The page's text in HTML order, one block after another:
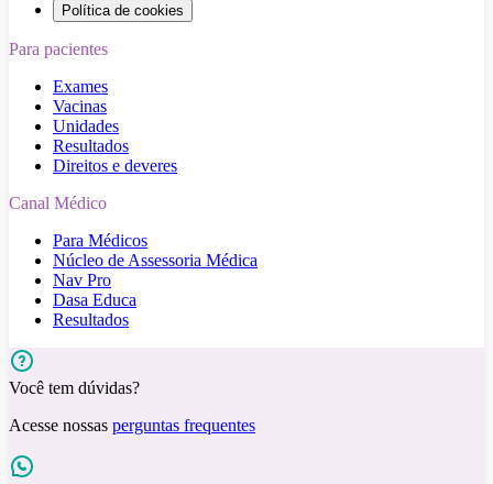
Política de cookies
Para pacientes
Exames
Vacinas
Unidades
Resultados
Direitos e deveres
Canal Médico
Para Médicos
Núcleo de Assessoria Médica
Nav Pro
Dasa Educa
Resultados
Você tem dúvidas?
Acesse nossas perguntas frequentes